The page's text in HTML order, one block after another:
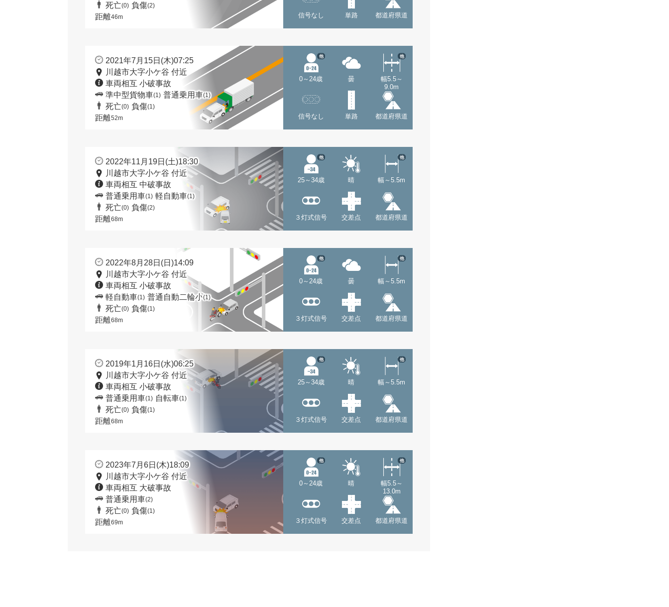
死亡(0) 負傷(2)
距離46m 信号なし 単路 都道府県道
2021年7月15日(木)07:25
川越市大字小ケ谷 付近
車両相互 小破事故
準中型貨物車(1) 普通乗用車(1)
死亡(0) 負傷(1)
距離52m
0～24歳
他
曇
幅5.5～
9.0m
他
信号なし 単路 都道府県道
2022年11月19日(土)18:30
川越市大字小ケ谷 付近
車両相互 中破事故
普通乗用車(1) 軽自動車(1)
死亡(0) 負傷(2)
距離68m
25～34歳
他
晴 幅～5.5m
他
３灯式信号 交差点 都道府県道
2022年8月28日(日)14:09
川越市大字小ケ谷 付近
車両相互 小破事故
軽自動車(1) 普通自動二輪小(1)
死亡(0) 負傷(1)
距離68m
0～24歳
他
曇 幅～5.5m
他
３灯式信号 交差点 都道府県道
2019年1月16日(水)06:25
川越市大字小ケ谷 付近
車両相互 小破事故
普通乗用車(1) 自転車(1)
死亡(0) 負傷(1)
距離68m
25～34歳
他
晴 幅～5.5m
他
３灯式信号 交差点 都道府県道
2023年7月6日(木)18:09
川越市大字小ケ谷 付近
車両相互 大破事故
普通乗用車(2)
死亡(0) 負傷(1)
距離69m
0～24歳
他
晴
幅5.5～
13.0m
他
３灯式信号 交差点 都道府県道